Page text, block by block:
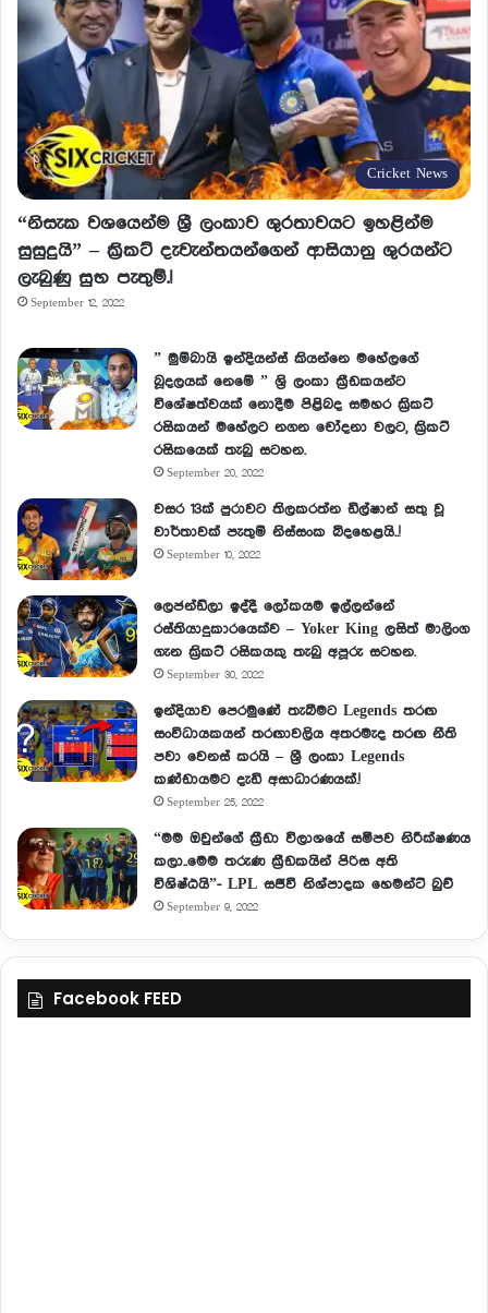
Cricket News
“නිසැක වශයෙන්ම ශ්‍රී ලංකාව ශුරතාවයට ඉහළින්ම
සුසුදුයි” – ක්‍රිකට් දැවැන්තයන්ගෙන් ආසියානු ශුරයන්ට
ලැබුණු සුභ පැතුම්.!
September 12, 2022
” මුම්බායි ඉන්දියන්ස් කියන්නෙ මහේලගේ
බූදලයක් නෙමේ ” ශ්‍රි ලංකා ක්‍රීඩකයන්ට
විශේෂත්වයක් නොදීම පිළිබද සමහර ක්‍රිකට්
රසිකයන් මහේලට නගන චෝදනා වලට, ක්‍රිකට්
රසිකයෙක් තැබු සටහන.
September 20, 2022
වසර 13ක් පුරාවට තිලකරත්න ඩිල්ෂාන් සතු වූ
වාර්තාවක් පැතුම් නිස්සංක බිදහෙළයි..!
September 10, 2022
ලෙජන්ඩ්ලා ඉද්දී ලෝකයම ඉල්ලන්නේ
රස්තියාදුකාරයෙක්ව – Yoker King ලසිත් මාලිංග
ගැන ක්‍රිකට් රසිකයකු තැබු අපූරු සටහන.
September 30, 2022
ඉන්දියාව පෙරමුණේ තැබීමට Legends තරඟ
සංවිධායකයන් තරඟාවලිය අතරමැද තරඟ නීති
පවා වෙනස් කරයි – ශ්‍රී ලංකා Legends
කණ්ඩායමට දැඩි අසාධාරණයක්.!
September 25, 2022
“මම ඔවුන්ගේ ක්‍රීඩා විලාශයේ සමීපව නිරීක්ෂණය
කලා..මෙම තරුණ ක්‍රීඩකයින් පිරිස අති
විශිෂ්ඨයි”- LPL සජීවී නිශ්පාදක හෙමන්ට් බුච්
September 9, 2022
Facebook FEED